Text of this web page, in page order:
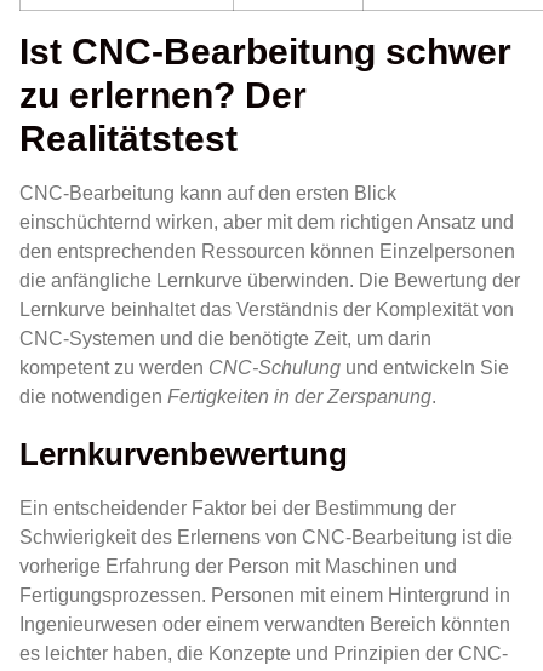
Ist CNC-Bearbeitung schwer
zu erlernen? Der
Realitätstest
CNC-Bearbeitung kann auf den ersten Blick
einschüchternd wirken, aber mit dem richtigen Ansatz und
den entsprechenden Ressourcen können Einzelpersonen
die anfängliche Lernkurve überwinden. Die Bewertung der
Lernkurve beinhaltet das Verständnis der Komplexität von
CNC-Systemen und die benötigte Zeit, um darin
kompetent zu werden CNC-Schulung und entwickeln Sie
die notwendigen Fertigkeiten in der Zerspanung.
Lernkurvenbewertung
Ein entscheidender Faktor bei der Bestimmung der
Schwierigkeit des Erlernens von CNC-Bearbeitung ist die
vorherige Erfahrung der Person mit Maschinen und
Fertigungsprozessen. Personen mit einem Hintergrund in
Ingenieurwesen oder einem verwandten Bereich könnten
es leichter haben, die Konzepte und Prinzipien der CNC-